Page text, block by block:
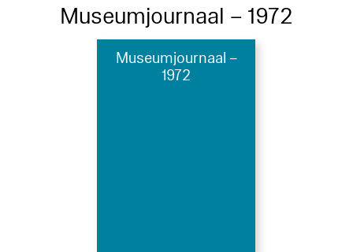
Museumjournaal – 1972
Museumjournaal –
1972